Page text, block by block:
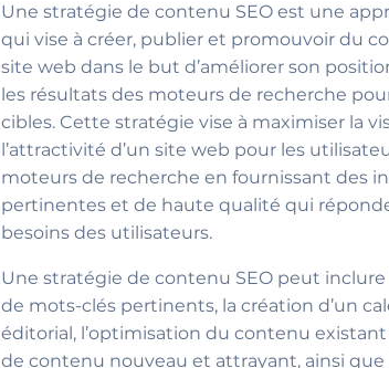
Une stratégie de contenu SEO est une
qui vise à créer, publier et promouvoir du
site web dans le but d’améliorer son
les résultats des moteurs de recherche
cibles. Cette stratégie vise à maximiser la
l’attractivité d’un site web pour les
moteurs de recherche en fournissant des
pertinentes et de haute qualité qui
besoins des utilisateurs.
Une stratégie de contenu SEO peut inclure
de mots-clés pertinents, la création d’un
éditorial, l’optimisation du contenu
de contenu nouveau et attrayant, ainsi